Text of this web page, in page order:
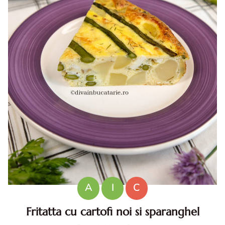
A I
C
Fritatta cu cartofi noi si sparanghel